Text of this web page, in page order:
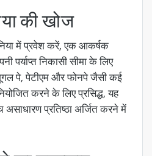
की खोज
में प्रवेश करें, एक आकर्षक
पर्याप्त निकासी सीमा के लिए
पे, पेटीएम और फोनपे जैसी कई
करने के लिए प्रसिद्ध, यह
असाधारण प्रतिष्ठा अर्जित करने में